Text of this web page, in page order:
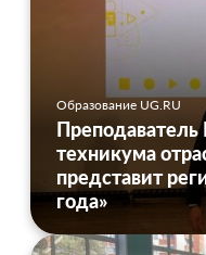
Образование UG.RU
техникума
представит
года»